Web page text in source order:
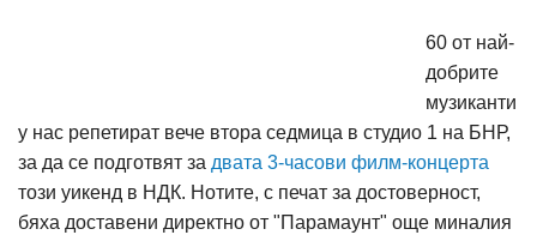
60 от най-
добрите
музиканти
у нас репетират вече втора седмица в студио 1 на БНР,
за да се подготвят за двата 3-часови филм-концерта
този уикенд в НДК. Нотите, с печат за достоверност,
бяха доставени директно от "Парамаунт" още миналия